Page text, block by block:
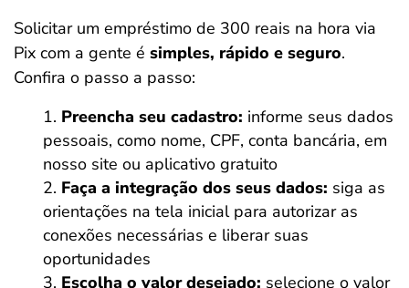
Solicitar um empréstimo de 300 reais na hora via
Pix com a gente é simples, rápido e seguro.
Confira o passo a passo:
Preencha seu cadastro: informe seus dados
pessoais, como nome, CPF, conta bancária, em
nosso site ou aplicativo gratuito
Faça a integração dos seus dados: siga as
orientações na tela inicial para autorizar as
conexões necessárias e liberar suas
oportunidades
Escolha o valor desejado: selecione o valor